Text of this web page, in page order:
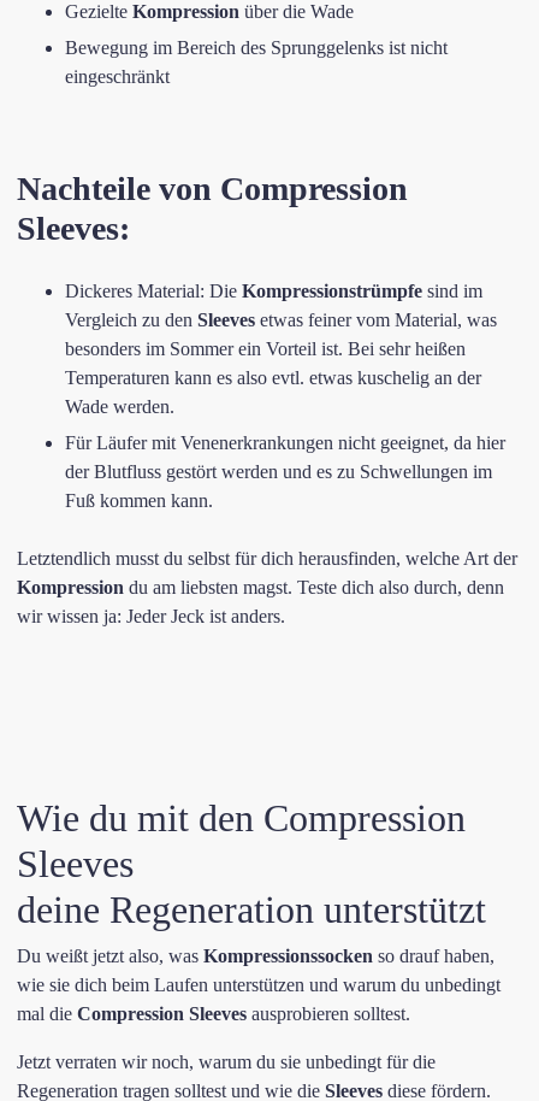
Gezielte Kompression über die Wade
Bewegung im Bereich des Sprunggelenks ist nicht
eingeschränkt
Nachteile von Compression
Sleeves:
Dickeres Material: Die Kompressionstrümpfe sind im
Vergleich zu den Sleeves etwas feiner vom Material, was
besonders im Sommer ein Vorteil ist. Bei sehr heißen
Temperaturen kann es also evtl. etwas kuschelig an der
Wade werden.
Für Läufer mit Venenerkrankungen nicht geeignet, da hier
der Blutfluss gestört werden und es zu Schwellungen im
Fuß kommen kann.
Letztendlich musst du selbst für dich herausfinden, welche Art der
Kompression du am liebsten magst. Teste dich also durch, denn
wir wissen ja: Jeder Jeck ist anders.
Wie du mit den Compression
Sleeves
deine Regeneration unterstützt
Du weißt jetzt also, was Kompressionssocken so drauf haben,
wie sie dich beim Laufen unterstützen und warum du unbedingt
mal die Compression Sleeves ausprobieren solltest.
Jetzt verraten wir noch, warum du sie unbedingt für die
Regeneration tragen solltest und wie die Sleeves diese fördern.